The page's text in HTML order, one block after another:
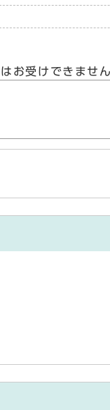
お受けできませ